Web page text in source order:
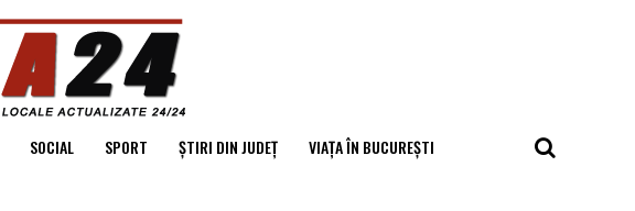
SOCIAL SPORT ȘTIRI DIN JUDEȚ VIAȚA ÎN BUCUREȘTI